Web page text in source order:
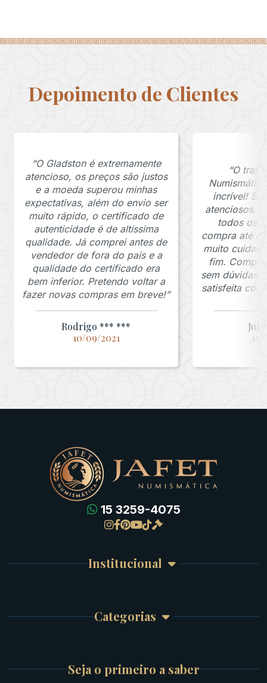
Depoimento de Clientes
“O Gladston é extremamente
atencioso, os preços são justos
e a moeda superou minhas
expectativas, além do envio ser
muito rápido, o certificado de
autenticidade é de altíssima
qualidade. Já comprei antes de
vendedor de fora do país e a
qualidade do certificado era
bem inferior. Pretendo voltar a
fazer novas compras em breve!”
Rodrigo *** ***
10/09/2021
“O
incrível!
atenciosos,
todos os
compra até a
muito
fim.
sem dúvidas,
satisfeita com
03/
15 3259-4075
Institucional
Meus Pedidos
Carrinho de Compra
Atendimento
Categorias
Gregas
Byzantinas
Bíblicas
Ouro
Ibéricas
Seja o primeiro a saber